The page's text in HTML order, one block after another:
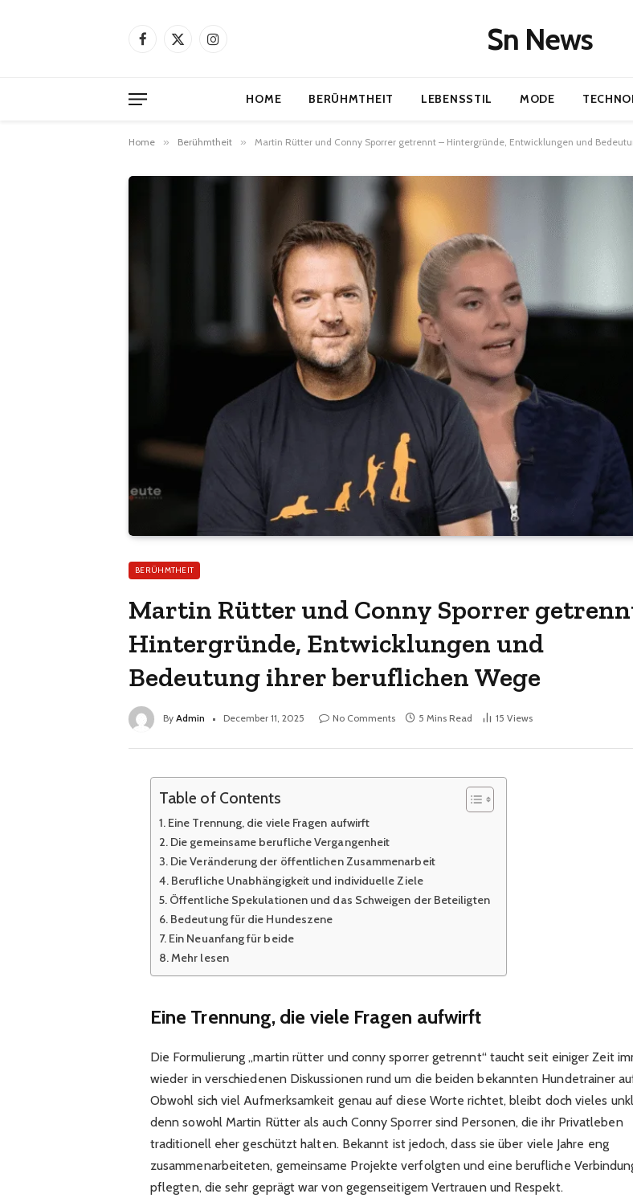
Facebook
X
Instagram Sn News
HOME BERÜHMTHEIT LEBENSSTIL MODE
Home » Berühmtheit » Martin Rütter und Conny Sporrer getrennt – Hintergründe, Entwicklungen und
BERÜHMTHEIT
Martin Rütter und Conny Sporrer
Hintergründe, Entwicklungen und
Bedeutung ihrer beruflichen Wege
By Admin December 11, 2025 No Comments 5 Mins Read 15 Views
Table of Contents
Eine Trennung, die viele Fragen aufwirft
Die gemeinsame berufliche Vergangenheit
Die Veränderung der öffentlichen Zusammenarbeit
Berufliche Unabhängigkeit und individuelle Ziele
Öffentliche Spekulationen und das Schweigen der Beteiligten
Bedeutung für die Hundeszene
Ein Neuanfang für beide
Mehr lesen
Eine Trennung, die viele Fragen aufwirft
Die Formulierung „martin rütter und conny sporrer getrennt“ taucht seit einiger Zeit
wieder in verschiedenen Diskussionen rund um die beiden bekannten Hundetrainer
Obwohl sich viel Aufmerksamkeit genau auf diese Worte richtet, bleibt doch vieles
denn sowohl Martin Rütter als auch Conny Sporrer sind Personen, die ihr Privatleben
traditionell eher geschützt halten. Bekannt ist jedoch, dass sie über viele Jahre eng
zusammenarbeiteten, gemeinsame Projekte verfolgten und eine berufliche
pflegten, die sehr geprägt war von gegenseitigem Vertrauen und Respekt.